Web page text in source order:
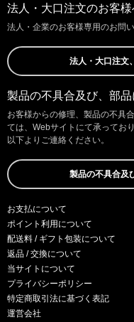
法人・大口注文のお客様
法人・企業のお客様専用のお問
法人・大口注文
製品の不具合及び、部
お客様からの修理、製品の不具
ては、Webサイトにて承っており
以下よりご連絡ください。
製品の不具合及
お支払について
ポイント利用について
配送料 / ギフト包装について
返品 / 交換について
当サイトについて
プライバシーポリシー
特定商取引法に基づく表記
運営会社